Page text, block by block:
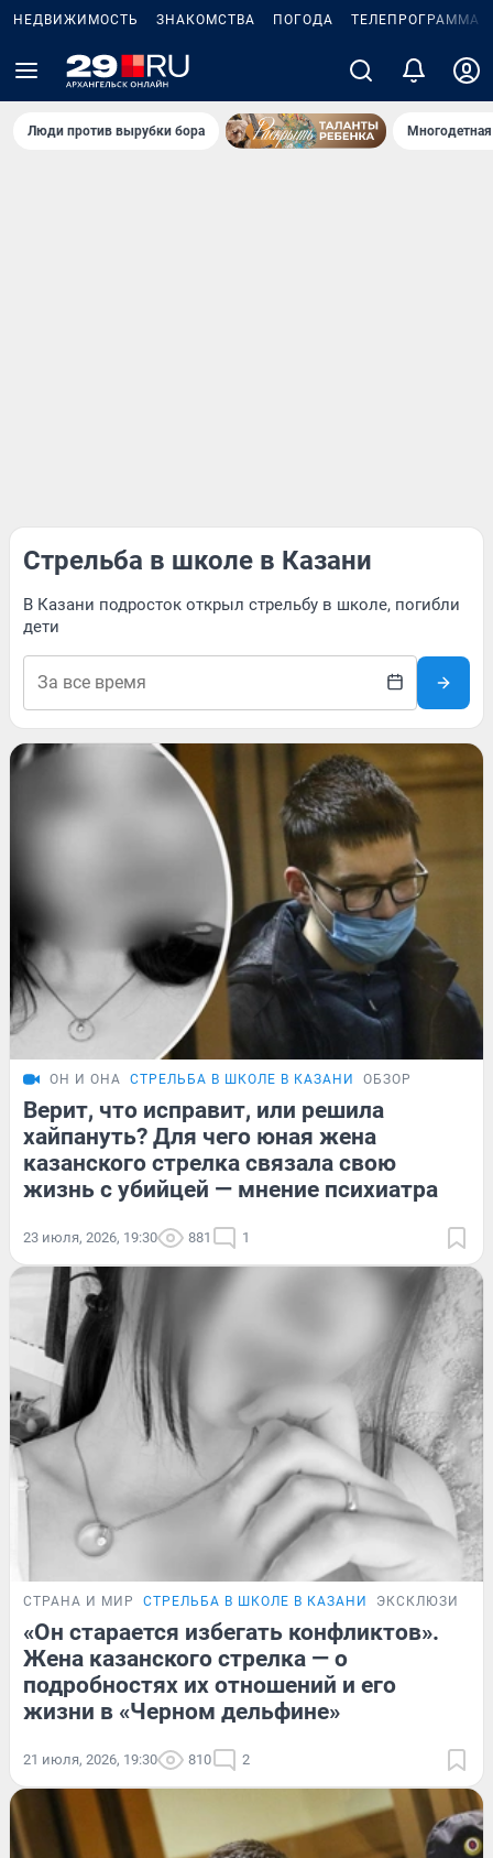
НЕДВИЖИМОСТЬ ЗНАКОМСТВА ПОГОДА ТЕЛЕПРОГРАММА
Люди против вырубки бора
Стрельба в школе в Казани
В Казани подросток открыл стрельбу в школе, погибли
дети
ОН И ОНА СТРЕЛЬБА В ШКОЛЕ В КАЗАНИ ОБЗОР
Верит, что исправит, или решила
хайпануть? Для чего юная жена
казанского стрелка связала свою
жизнь с убийцей — мнение психиатра
23 июля, 2026, 19:30 881 1
СТРАНА И МИР СТРЕЛЬБА В ШКОЛЕ В КАЗАНИ ЭКСКЛЮЗИВ
«Он старается избегать конфликтов».
Жена казанского стрелка — о
подробностях их отношений и его
жизни в «Черном дельфине»
21 июля, 2026, 19:30 810 2